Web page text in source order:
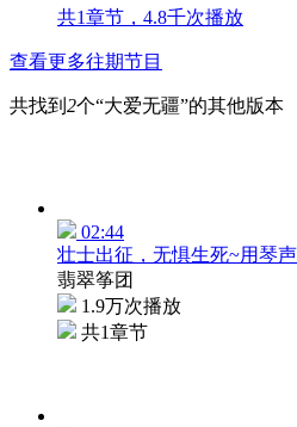
共1章节，4.8千次播放
查看更多往期节目
共找到 2个“大爱无疆”的其他版本
02:44
壮士出征，无惧生死~用琴
翡翠筝团
1.9万次播放
共1章节